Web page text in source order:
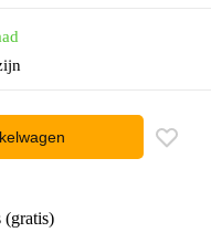
(gratis)